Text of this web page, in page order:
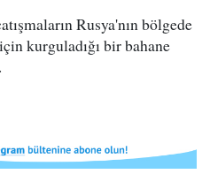
Rusya'nın bölgede
kurguladığı bir bahane